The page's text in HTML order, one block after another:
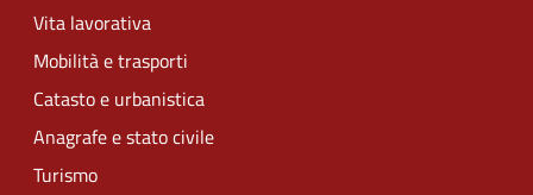
Vita lavorativa
Mobilità e trasporti
Catasto e urbanistica
Anagrafe e stato civile
Turismo